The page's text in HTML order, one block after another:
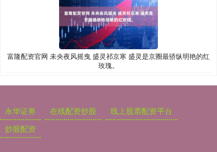
富隆配资官网 未央夜风摇曳 盛灵祁京寒 盛灵是京圈最骄纵明艳的红
玫瑰。
永华证券 在线配资炒股
线上股票配资平台
炒股配资